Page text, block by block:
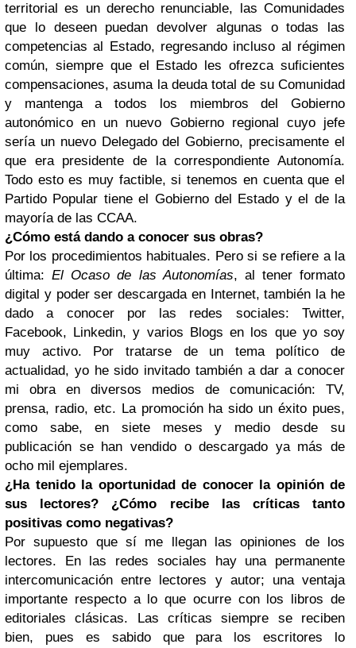
territorial es un derecho renunciable, las Comunidades
que lo deseen puedan devolver algunas o todas las
competencias al Estado, regresando incluso al régimen
común, siempre que el Estado les ofrezca suficientes
compensaciones, asuma la deuda total de su Comunidad
y mantenga a todos los miembros del Gobierno
autonómico en un nuevo Gobierno regional cuyo jefe
sería un nuevo Delegado del Gobierno, precisamente el
que era presidente de la correspondiente Autonomía.
Todo esto es muy factible, si tenemos en cuenta que el
Partido Popular tiene el Gobierno del Estado y el de la
mayoría de las CCAA.
¿Cómo está dando a conocer sus obras?
Por los procedimientos habituales. Pero si se refiere a la
última:El Ocaso de las Autonomías, al tener formato
digital y poder ser descargada en Internet, también la he
dado a conocer por las redes sociales: Twitter,
Facebook, Linkedin, y varios Blogs en los que yo soy
muy activo. Por tratarse de un tema político de
actualidad, yo he sido invitado también a dar a conocer
mi obra en diversos medios de comunicación: TV,
prensa, radio, etc. La promoción ha sido un éxito pues,
como sabe, en siete meses y medio desde su
publicación se han vendido o descargado ya más de
ocho mil ejemplares.
¿Ha tenido la oportunidad de conocer la opinión de
sus lectores? ¿Cómo recibe las críticas tanto
positivas como negativas?
Por supuesto que sí me llegan las opiniones de los
lectores. En las redes sociales hay una permanente
intercomunicación entre lectores y autor; una ventaja
importante respecto a lo que ocurre con los libros de
editoriales clásicas. Las críticas siempre se reciben
bien, pues es sabido que para los escritores lo